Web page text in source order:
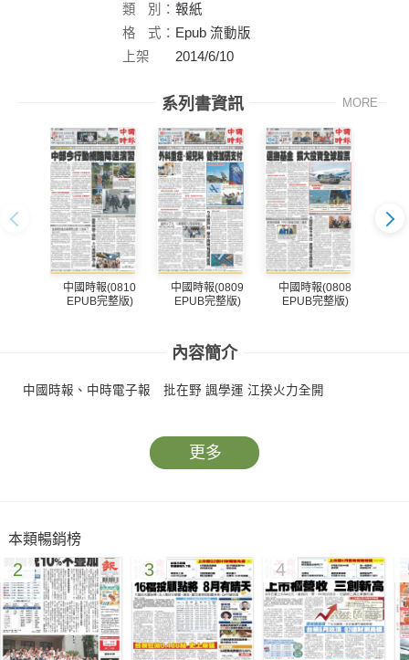
類
別： 報紙
格
式： Epub 流動版
上架
2014/6/10
系列書資訊 MORE
中國時報(0810
EPUB完整版)
中國時報(0809
EPUB完整版)
中國時報(0808
EPUB完整版)
內容簡介
中國時報、中時電子報 批在野 諷學運 江揆火力全開
更多
本類暢銷榜
2 3 4